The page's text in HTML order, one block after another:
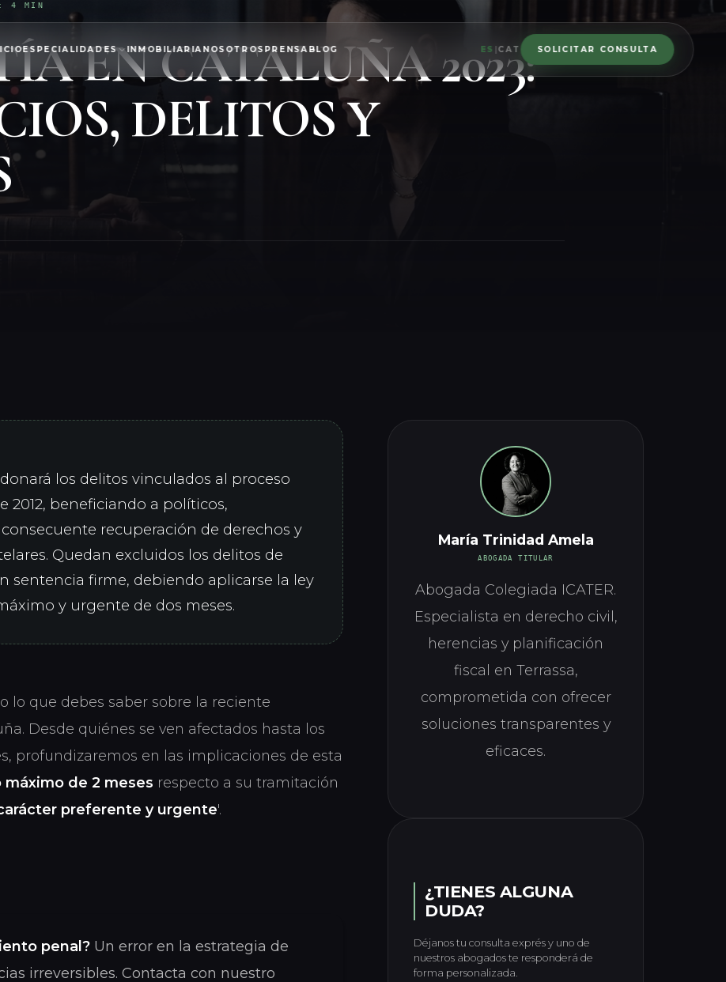
ESPECIALIDADES INMOBILIARIA NOSOTROS PRENSA BLOG ES CAT SOLICITAR CONSULTA
4 MIN
EN CATALUÑA 2023:
DELITOS Y
los delitos vinculados al proceso
2012, beneficiando a políticos,
recuperación de derechos y
Quedan excluidos los delitos de
sentencia firme, debiendo aplicarse la ley
y urgente de dos meses.
lo que debes saber sobre la reciente
Desde quiénes se ven afectados hasta los
profundizaremos en las implicaciones de esta
máximo de 2 meses respecto a su tramitación
preferente y urgente'.
penal? Un error en la estrategia de
irreversibles. Contacta con nuestro
María Trinidad Amela
ABOGADA TITULAR
Abogada Colegiada ICATER.
Especialista en derecho civil,
herencias y planificación
fiscal en Terrassa,
comprometida con ofrecer
soluciones transparentes y
eficaces.
¿TIENES ALGUNA
DUDA?
Déjanos tu consulta exprés y uno de
nuestros abogados te responderá de
forma personalizada.